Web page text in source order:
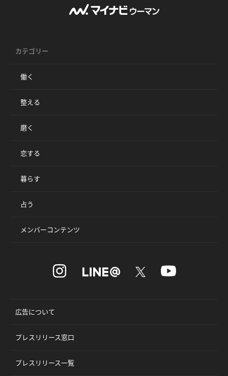
カテゴリー
働く
整える
磨く
恋する
暮らす
占う
メンバーコンテンツ
広告について
プレスリリース窓口
プレスリリース一覧